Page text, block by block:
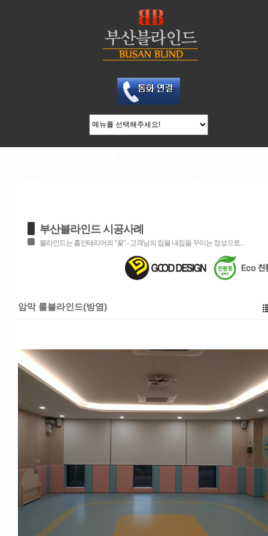
부산블라인드 시공사례
블라인드는 홈인테리어의 "꽃" - 고객님의 집을 내집을 꾸미는 정성으로...
암막 롤블라인드(방염)